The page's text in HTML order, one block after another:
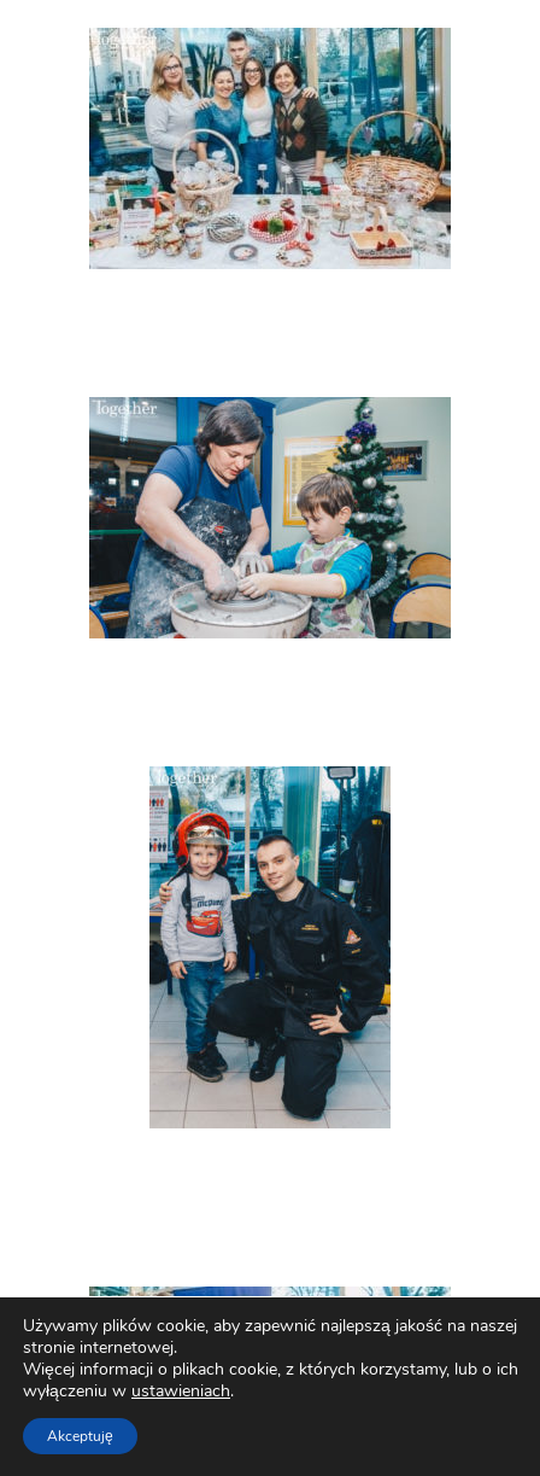
Używamy plików cookie, aby zapewnić najlepszą jakość na naszej
stronie internetowej.
Więcej informacji o plikach cookie, z których korzystamy, lub o ich
wyłączeniu w ustawieniach.
Akceptuję